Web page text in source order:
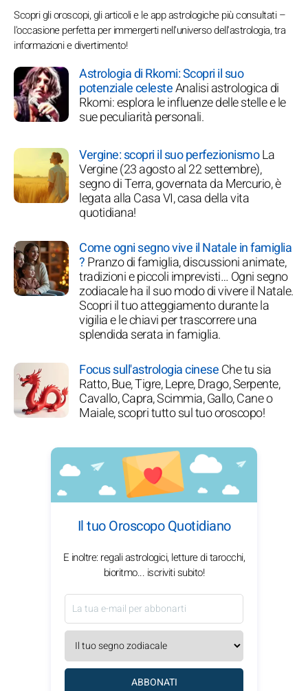
Scopri gli oroscopi, gli articoli e le app astrologiche più consultati –
l'occasione perfetta per immergerti nell'universo dell'astrologia, tra
informazioni e divertimento!
Astrologia di Rkomi: Scopri il suo
potenziale celesteAnalisi astrologica di
Rkomi: esplora le influenze delle stelle e le
sue peculiarità personali.
Vergine: scopri il suo perfezionismoLa
Vergine (23 agosto al 22 settembre),
segno di Terra, governata da Mercurio, è
legata alla Casa VI, casa della vita
quotidiana!
Come ogni segno vive il Natale in famiglia
?Pranzo di famiglia, discussioni animate,
tradizioni e piccoli imprevisti… Ogni segno
zodiacale ha il suo modo di vivere il Natale.
Scopri il tuo atteggiamento durante la
vigilia e le chiavi per trascorrere una
splendida serata in famiglia.
Focus sull'astrologia cineseChe tu sia
Ratto, Bue, Tigre, Lepre, Drago, Serpente,
Cavallo, Capra, Scimmia, Gallo, Cane o
Maiale, scopri tutto sul tuo oroscopo!
Il tuo Oroscopo Quotidiano
E inoltre: regali astrologici, letture di tarocchi,
bioritmo... iscriviti subito!
ABBONATI